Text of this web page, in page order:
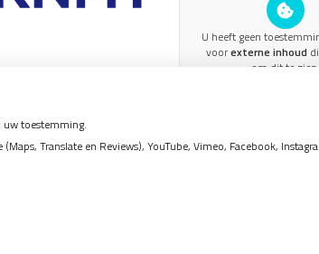
U heeft geen
voorexterne inhoud
om dit te zien.
uw toestemming.
Translate en Reviews), YouTube, Vimeo, Facebook,